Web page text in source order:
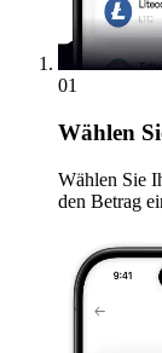
01
Wählen
Wählen Sie
den Betrag